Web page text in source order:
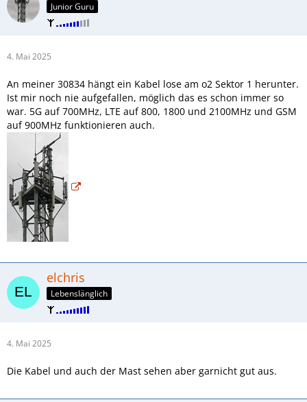
Junior Guru
4. Mai 2025
An meiner 30834 hängt ein Kabel lose am o2 Sektor 1 herunter.
Ist mir noch nie aufgefallen, möglich das es schon immer so
war. 5G auf 700MHz, LTE auf 800, 1800 und 2100MHz und GSM
auf 900MHz funktionieren auch.
elchris
Lebenslänglich
4. Mai 2025
Die Kabel und auch der Mast sehen aber garnicht gut aus.